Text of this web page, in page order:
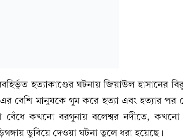
হত্যাকাণ্ডের ঘটনায় জিয়াউল হাসানের
বেশি মানুষকে গুম করে হত্যা এবং হত্যার পর
বেঁধে কখনো বরগুনায় বলেশ্বর নদীতে, কখনো
ডুবিয়ে দেওয়া ঘটনা তুলে ধরা হয়েছে।